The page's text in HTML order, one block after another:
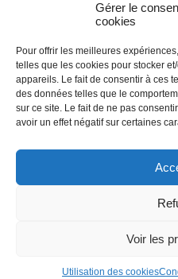
Nous utilisons des cookies
J'ai
Gérer le
cookies
Pour offrir les meilleures
telles que les cookies pour stocker
appareils. Le fait de consentir à ces
des données telles que le
sur ce site. Le fait de ne pas
avoir un effet négatif sur certaines
Voir les
Utilisation des cookies